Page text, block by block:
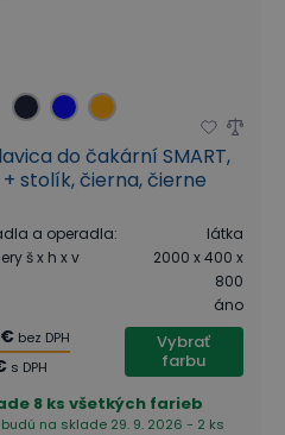
do čakární SMART,
stolík, čierna, čierne
a operadla:
látka
š x h x v
2000 x 400 x
800
áno
bez DPH
s DPH
Vybrať
farbu
8 ks všetkých farieb
na sklade 29. 9. 2026 - 2 ks